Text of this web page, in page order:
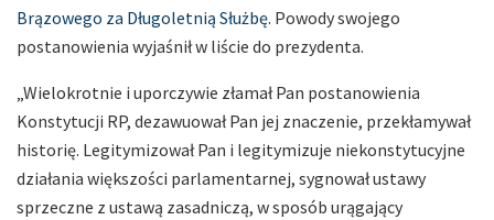
Brązowego za Długoletnią Służbę. Powody swojego
postanowienia wyjaśnił w liście do prezydenta.
„Wielokrotnie i uporczywie złamał Pan postanowienia
Konstytucji RP, dezawuował Pan jej znaczenie, przekłamywał
historię. Legitymizował Pan i legitymizuje niekonstytucyjne
działania większości parlamentarnej, sygnował ustawy
sprzeczne z ustawą zasadniczą, w sposób urągający